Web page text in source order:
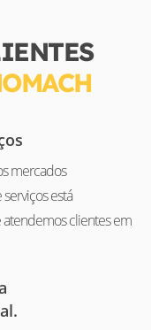
mercados
está
clientes em